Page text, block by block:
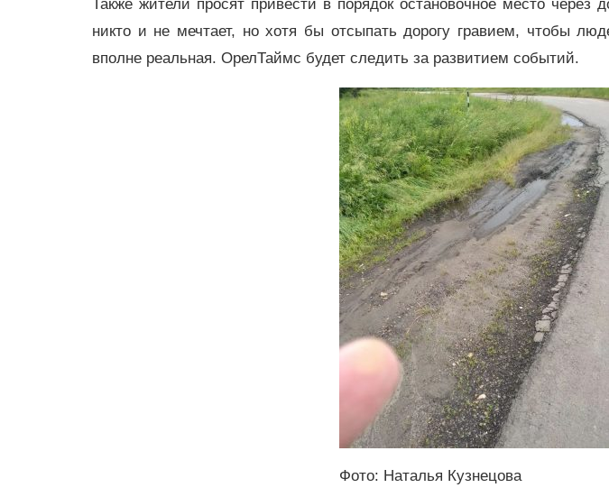
Также жители просят привести в порядок остановочное место
никто и не мечтает, но хотя бы отсыпать дорогу гравием, чтобы
вполне реальная. ОрелТаймс будет следить за развитием событий.
Фото: Наталья Кузнецова